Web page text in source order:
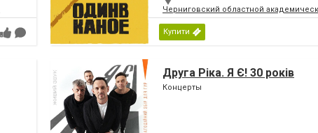
Черниговский областной
Купити
Друга Ріка. Я Є! 30 років
Концерты